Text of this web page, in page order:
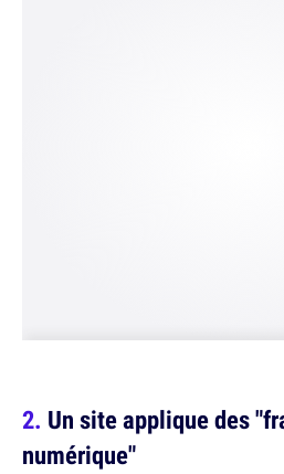
Un site applique des
numérique"